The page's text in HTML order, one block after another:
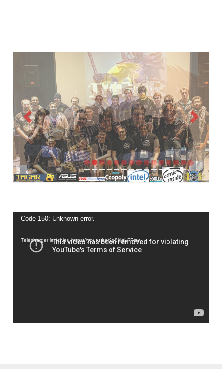
Lecteur
Code 150: Unknown error.
Télécharger le fichier: https://youtu.be/9g8kigLFPsw